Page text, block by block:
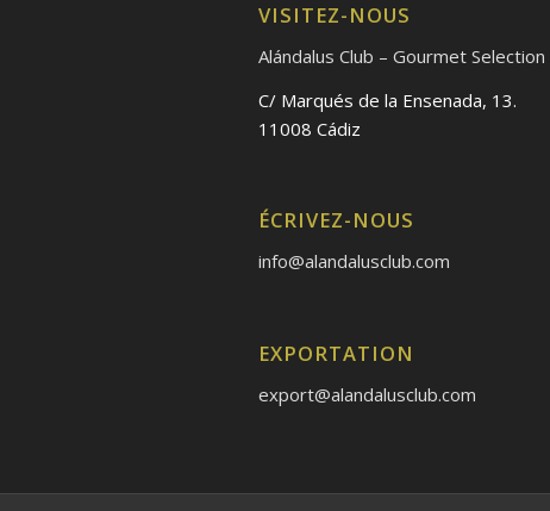
VISITEZ-NOUS
Alándalus Club – Gourmet Selection
C/ Marqués de la Ensenada, 13.
11008 Cádiz
ÉCRIVEZ-NOUS
info@alandalusclub.com
EXPORTATION
export@alandalusclub.com